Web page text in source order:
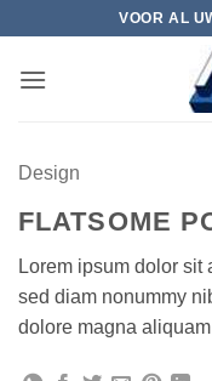
inhoud
VOOR AL
Design
FLATSOME
Lorem ipsum dolor sit
sed diam nonummy
dolore magna